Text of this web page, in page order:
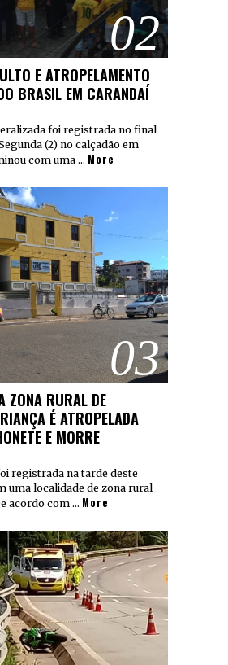
02
E ATROPELAMENTO
BRASIL EM CARANDAÍ
foi registrada no final
(2) no calçadão em
com uma … More
03
ZONA RURAL DE
É ATROPELADA
E MORRE
registrada na tarde deste
uma localidade de zona rural
acordo com … More